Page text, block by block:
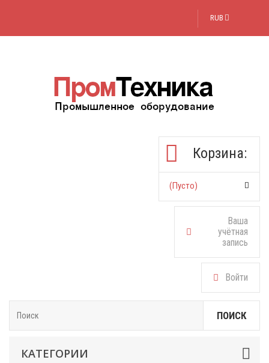
RUB
Корзина:
(пусто)
Ваша
учётная
запись
Войти
ПОИСК
КАТЕГОРИИ